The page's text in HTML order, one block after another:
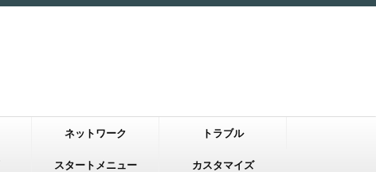
ネットワーク トラブル
スタートメニュー カスタマイズ